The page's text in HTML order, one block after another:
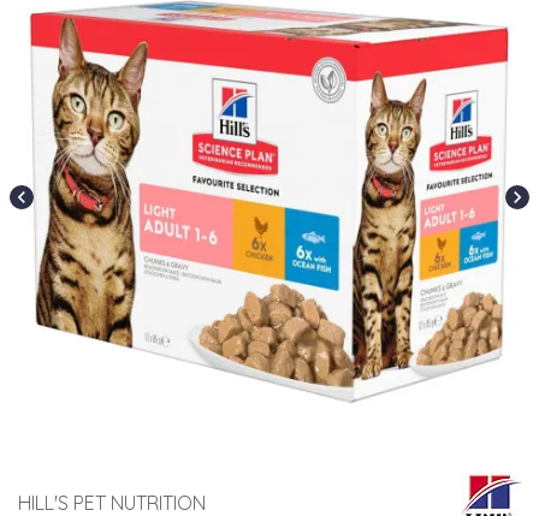
chevron_left chevron_right
HILL'S PET NUTRITION